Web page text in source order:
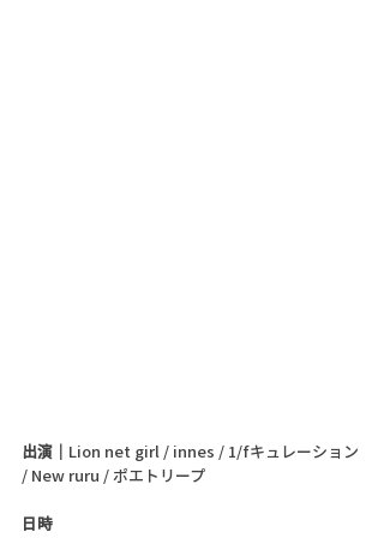
出演｜ Lion net girl / innes / 1/fキュレーション
/ New ruru / ポエトリープ
日時